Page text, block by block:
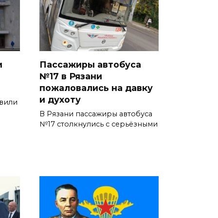
Пассажиры автобуса
№17 в Рязани
пожаловались на давку
и духоту
В Рязани пассажиры автобуса
№17 столкнулись с серьёзными